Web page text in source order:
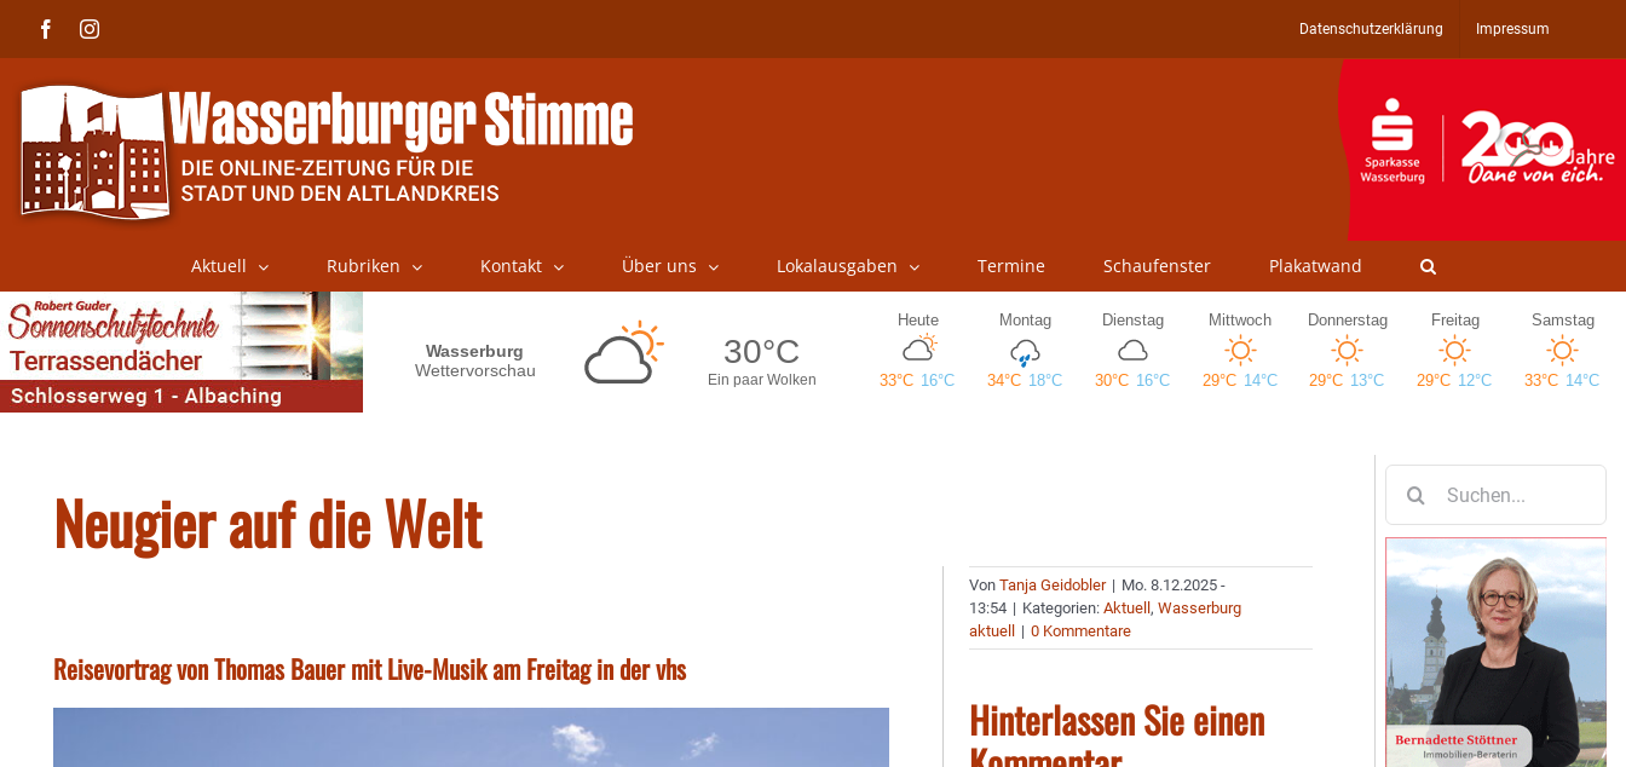
FacebookInstagram Datenschutzerklärung Impressum
Aktuell Rubriken Kontakt Über uns Lokalausgaben Termine Schaufenster Plakatwand
Neugier auf die Welt
Reisevortrag von Thomas Bauer mit Live-Musik am Freitag in der vhs
VonTanja Geidobler | Mo. 8.12.2025 -
13:54 | Kategorien:Aktuell,Wasserburg
aktuell
| 0 Kommentare
Hinterlassen Sie einen
nach: